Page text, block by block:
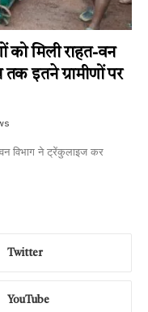
मिली राहत-वन
इतने ग्रामीणों पर
विभाग ने ट्रेंकुलाइज कर
Twitter
YouTube